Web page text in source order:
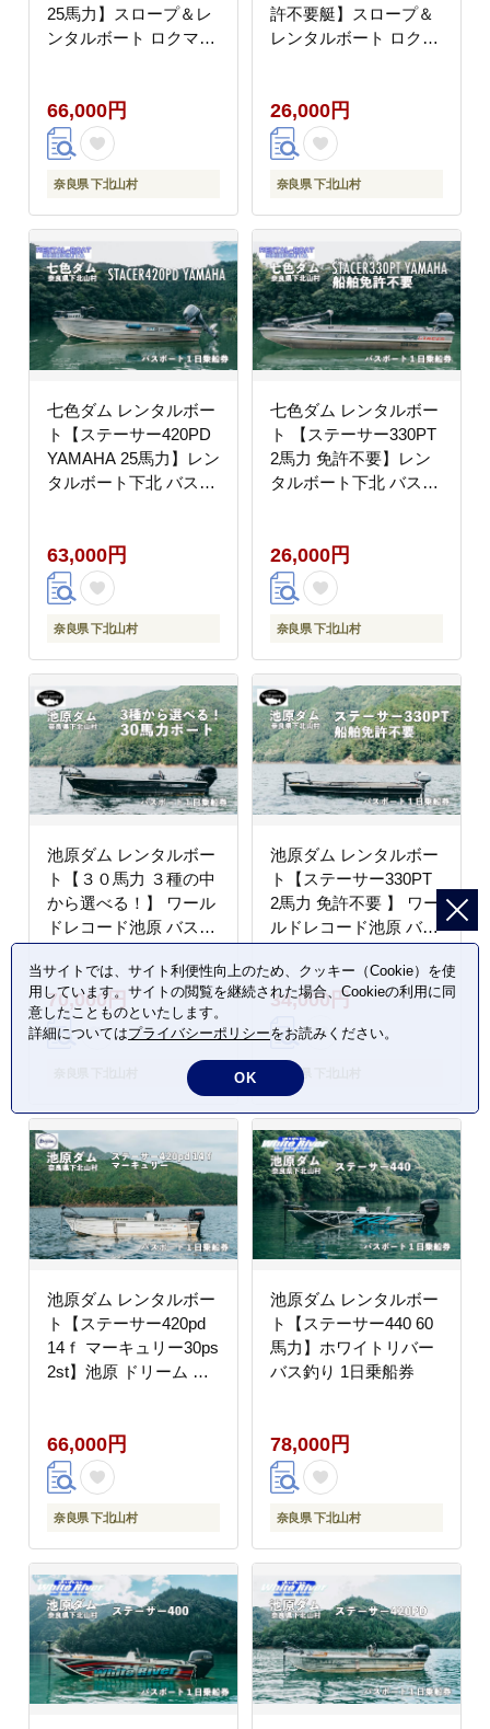
25馬力】スロープ＆レ
ンタルボート ロクマル
66,000円
奈良県 下北山村
許不要艇】スロープ＆
レンタルボート ロクマ
26,000円
奈良県 下北山村
七色ダム レンタルボー
ト【ステーサー420PD
YAMAHA 25馬力】レン
タルボート下北 バス釣
63,000円
奈良県 下北山村
七色ダム レンタルボー
ト 【ステーサー330PT
2馬力 免許不要】レン
タルボート下北 バス釣
26,000円
奈良県 下北山村
池原ダム レンタルボー
ト【３０馬力 ３種の中
から選べる！】 ワール
ドレコード池原 バス釣
70,000円
池原ダム レンタルボー
ト【ステーサー330PT
2馬力 免許不要 】 ワー
ルドレコード池原 バス
34,000円
奈良県 下北山村
池原ダム レンタルボー
ト【ステーサー420pd
14ｆ マーキュリー30ps
2st】池原 ドリーム バ
66,000円
奈良県 下北山村
池原ダム レンタルボー
ト【ステーサー440 60
馬力】ホワイトリバー
バス釣り 1日乗船券
78,000円
奈良県 下北山村
当サイトでは、サイト利便性向上のため、クッキー（Cookie）を使
用しています。サイトの閲覧を継続された場合、Cookieの利用に同
意したことものといたします。
詳細についてはプライバシーポリシーをお読みください。
OK